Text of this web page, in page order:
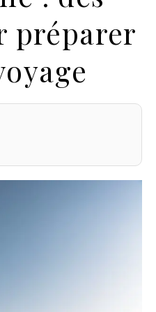
préparer